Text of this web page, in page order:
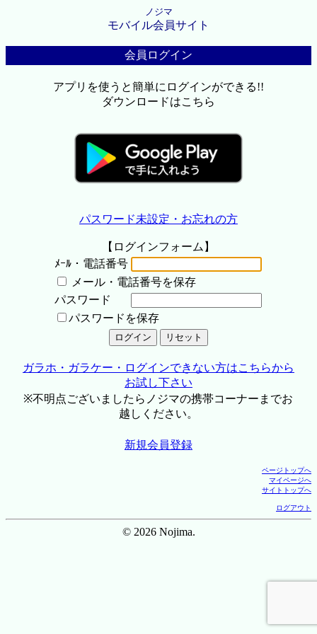
ノジマ
モバイル会員サイト
会員ログイン
アプリを使うと簡単にログインができる!!
ダウンロードはこちら
パスワード未設定・お忘れの方
【ログインフォーム】
ﾒｰﾙ・電話番号
メール・電話番号を保存
パスワード
パスワードを保存
ガラホ・ガラケー・ログインできない方はこちらから
お試し下さい
※不明点ございましたらノジマの携帯コーナーまでお
越しください。
新規会員登録
ページトップへ
マイページへ
サイトトップへ
ログアウト
© 2026 Nojima.